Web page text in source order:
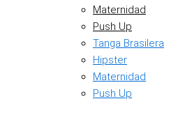
Maternidad
Push Up
Tanga Brasilera
Hipster
Maternidad
Push Up